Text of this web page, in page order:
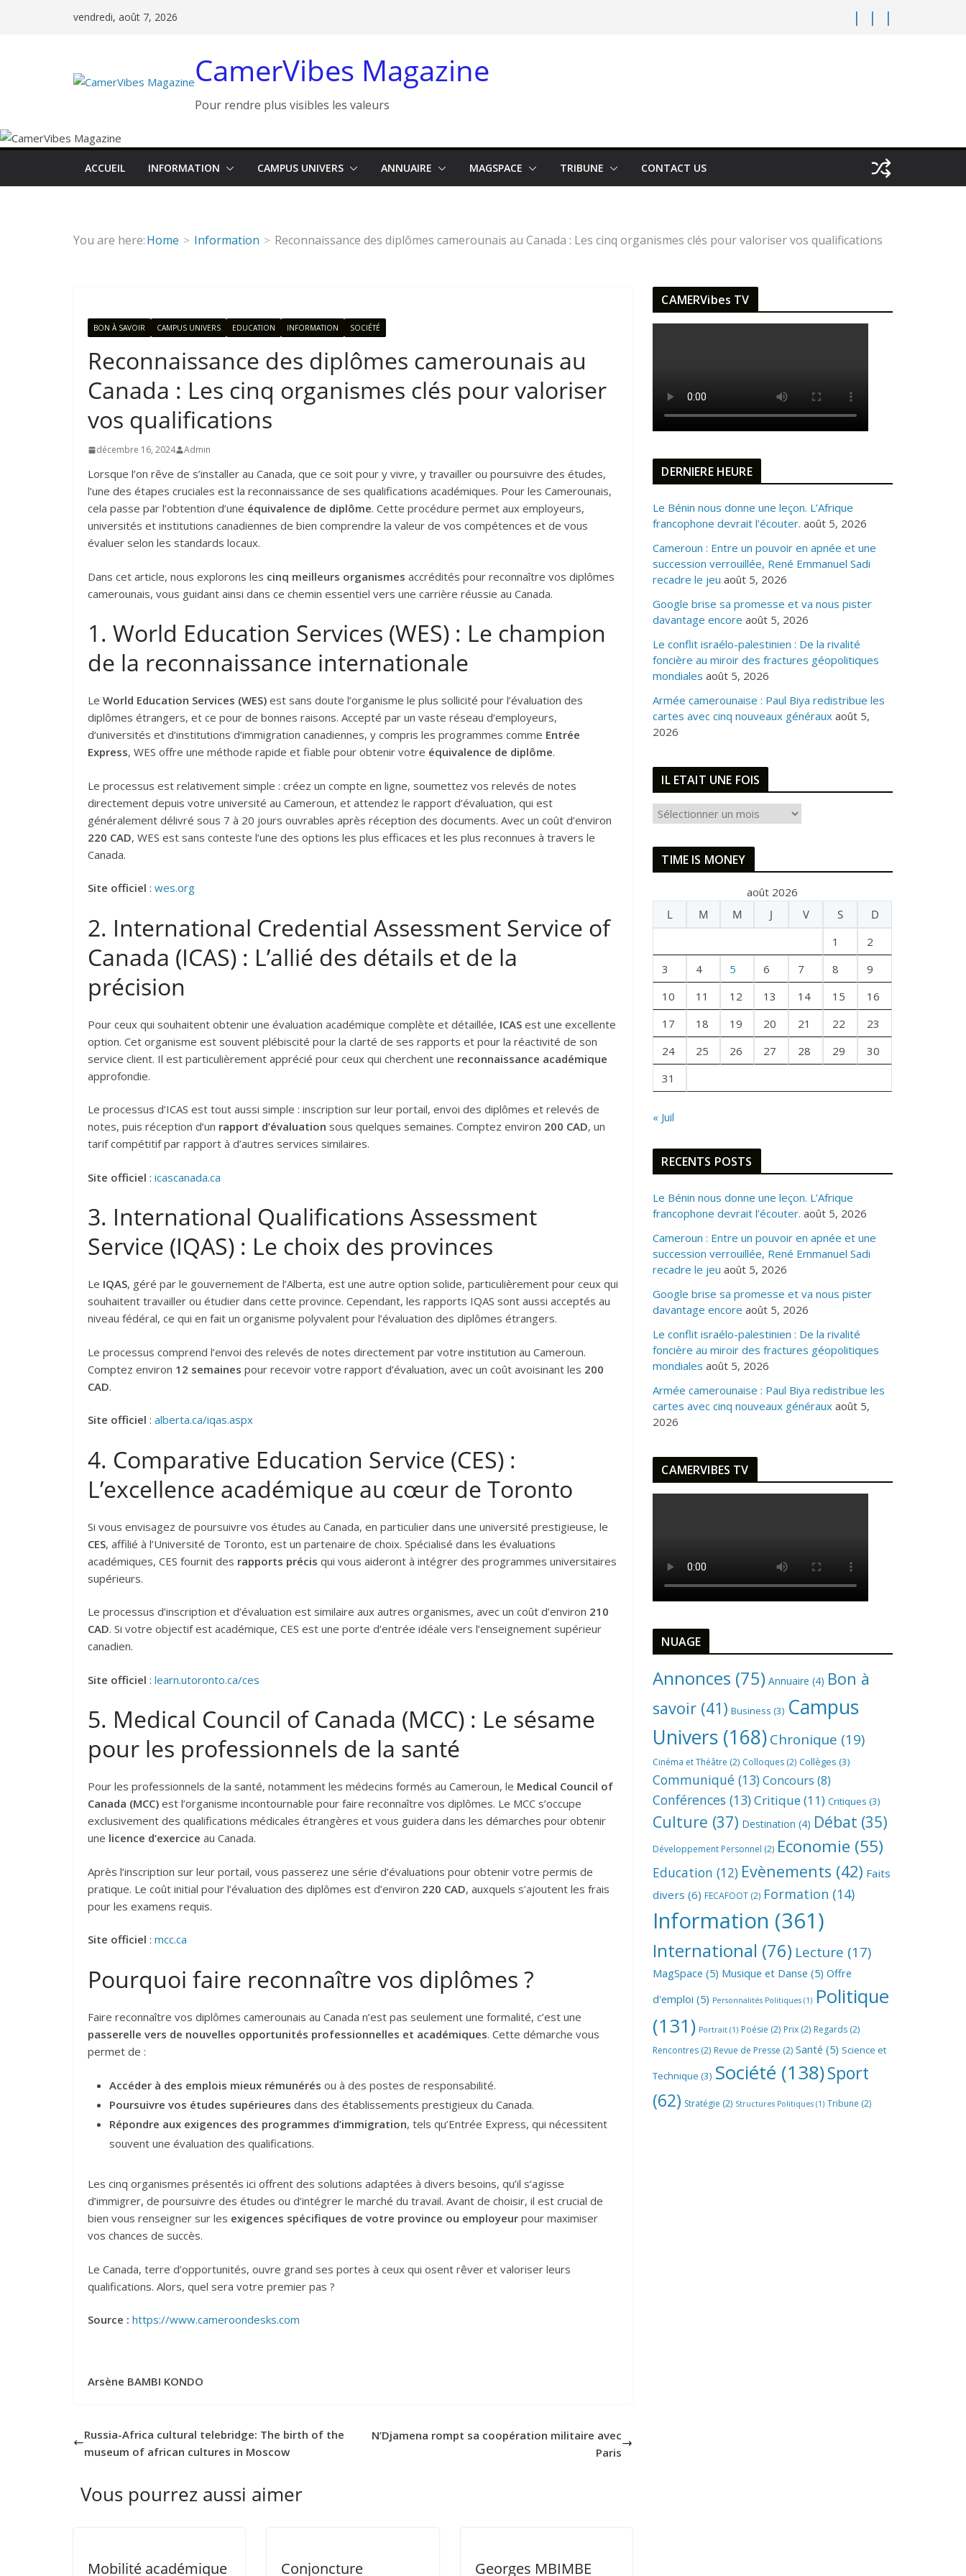
vendredi, août 7, 2026
CamerVibes Magazine
Pour rendre plus visibles les valeurs
ACCUEIL INFORMATION CAMPUS UNIVERS ANNUAIRE MAGSPACE TRIBUNE CONTACT US
You are here:Home Information Reconnaissance des diplômes camerounais au Canada : Les cinq organismes clés pour valoriser vos qualifications
BON À SAVOIR CAMPUS UNIVERS EDUCATION INFORMATION SOCIÉTÉ
Reconnaissance des diplômes camerounais au
Canada : Les cinq organismes clés pour valoriser
vos qualifications
décembre 16, 2024 Admin
Lorsque l’on rêve de s’installer au Canada, que ce soit pour y vivre, y travailler ou poursuivre des études,
l’une des étapes cruciales est la reconnaissance de ses qualifications académiques. Pour les Camerounais,
cela passe par l’obtention d’une équivalence de diplôme. Cette procédure permet aux employeurs,
universités et institutions canadiennes de bien comprendre la valeur de vos compétences et de vous
évaluer selon les standards locaux.
Dans cet article, nous explorons les cinq meilleurs organismes accrédités pour reconnaître vos diplômes
camerounais, vous guidant ainsi dans ce chemin essentiel vers une carrière réussie au Canada.
1. World Education Services (WES) : Le champion
de la reconnaissance internationale
Le World Education Services (WES) est sans doute l’organisme le plus sollicité pour l’évaluation des
diplômes étrangers, et ce pour de bonnes raisons. Accepté par un vaste réseau d’employeurs,
d’universités et d’institutions d’immigration canadiennes, y compris les programmes comme Entrée
Express, WES offre une méthode rapide et fiable pour obtenir votre équivalence de diplôme.
Le processus est relativement simple : créez un compte en ligne, soumettez vos relevés de notes
directement depuis votre université au Cameroun, et attendez le rapport d’évaluation, qui est
généralement délivré sous 7 à 20 jours ouvrables après réception des documents. Avec un coût d’environ
220 CAD, WES est sans conteste l’une des options les plus efficaces et les plus reconnues à travers le
Canada.
Site officiel : wes.org
2. International Credential Assessment Service of
Canada (ICAS) : L’allié des détails et de la
précision
Pour ceux qui souhaitent obtenir une évaluation académique complète et détaillée, ICAS est une excellente
option. Cet organisme est souvent plébiscité pour la clarté de ses rapports et pour la réactivité de son
service client. Il est particulièrement apprécié pour ceux qui cherchent une reconnaissance académique
approfondie.
Le processus d’ICAS est tout aussi simple : inscription sur leur portail, envoi des diplômes et relevés de
notes, puis réception d’un rapport d’évaluation sous quelques semaines. Comptez environ 200 CAD, un
tarif compétitif par rapport à d’autres services similaires.
Site officiel : icascanada.ca
3. International Qualifications Assessment
Service (IQAS) : Le choix des provinces
Le IQAS, géré par le gouvernement de l’Alberta, est une autre option solide, particulièrement pour ceux qui
souhaitent travailler ou étudier dans cette province. Cependant, les rapports IQAS sont aussi acceptés au
niveau fédéral, ce qui en fait un organisme polyvalent pour l’évaluation des diplômes étrangers.
Le processus comprend l’envoi des relevés de notes directement par votre institution au Cameroun.
Comptez environ 12 semaines pour recevoir votre rapport d’évaluation, avec un coût avoisinant les 200
CAD.
Site officiel : alberta.ca/iqas.aspx
4. Comparative Education Service (CES) :
L’excellence académique au cœur de Toronto
Si vous envisagez de poursuivre vos études au Canada, en particulier dans une université prestigieuse, le
CES, affilié à l’Université de Toronto, est un partenaire de choix. Spécialisé dans les évaluations
académiques, CES fournit des rapports précis qui vous aideront à intégrer des programmes universitaires
supérieurs.
Le processus d’inscription et d’évaluation est similaire aux autres organismes, avec un coût d’environ 210
CAD. Si votre objectif est académique, CES est une porte d’entrée idéale vers l’enseignement supérieur
canadien.
Site officiel : learn.utoronto.ca/ces
5. Medical Council of Canada (MCC) : Le sésame
pour les professionnels de la santé
Pour les professionnels de la santé, notamment les médecins formés au Cameroun, le Medical Council of
Canada (MCC) est l’organisme incontournable pour faire reconnaître vos diplômes. Le MCC s’occupe
exclusivement des qualifications médicales étrangères et vous guidera dans les démarches pour obtenir
une licence d’exercice au Canada.
Après l’inscription sur leur portail, vous passerez une série d’évaluations pour obtenir votre permis de
pratique. Le coût initial pour l’évaluation des diplômes est d’environ 220 CAD, auxquels s’ajoutent les frais
pour les examens requis.
Site officiel : mcc.ca
Pourquoi faire reconnaître vos diplômes ?
Faire reconnaître vos diplômes camerounais au Canada n’est pas seulement une formalité, c’est une
passerelle vers de nouvelles opportunités professionnelles et académiques. Cette démarche vous
permet de :
Accéder à des emplois mieux rémunérés ou à des postes de responsabilité.
Poursuivre vos études supérieures dans des établissements prestigieux du Canada.
Répondre aux exigences des programmes d’immigration, tels qu’Entrée Express, qui nécessitent
souvent une évaluation des qualifications.
Les cinq organismes présentés ici offrent des solutions adaptées à divers besoins, qu’il s’agisse
d’immigrer, de poursuivre des études ou d’intégrer le marché du travail. Avant de choisir, il est crucial de
bien vous renseigner sur les exigences spécifiques de votre province ou employeur pour maximiser
vos chances de succès.
Le Canada, terre d’opportunités, ouvre grand ses portes à ceux qui osent rêver et valoriser leurs
qualifications. Alors, quel sera votre premier pas ?
Source : https://www.cameroondesks.com
Arsène BAMBI KONDO
Russia-Africa cultural telebridge: The birth of the
museum of african cultures in Moscow
N’Djamena rompt sa coopération militaire avec
Paris
Vous pourrez aussi aimer
Mobilité académique Conjoncture Georges MBIMBE
CAMERVibes TV
DERNIERE HEURE
Le Bénin nous donne une leçon. L’Afrique
francophone devrait l’écouter. août 5, 2026
Cameroun : Entre un pouvoir en apnée et une
succession verrouillée, René Emmanuel Sadi
recadre le jeu août 5, 2026
Google brise sa promesse et va nous pister
davantage encore août 5, 2026
Le conflit israélo-palestinien : De la rivalité
foncière au miroir des fractures géopolitiques
mondiales août 5, 2026
Armée camerounaise : Paul Biya redistribue les
cartes avec cinq nouveaux généraux août 5,
2026
IL ETAIT UNE FOIS
E
I
U
F
S
TIME IS MONEY
août 2026
L
M M J V S
D
1
2
3
4 5 6 7 8
9
10
11 12 13 14 15
16
17
18 19 20 21 22
23
24
25 26 27 28 29
30
31
« Juil
RECENTS POSTS
Le Bénin nous donne une leçon. L’Afrique
francophone devrait l’écouter. août 5, 2026
Cameroun : Entre un pouvoir en apnée et une
succession verrouillée, René Emmanuel Sadi
recadre le jeu août 5, 2026
Google brise sa promesse et va nous pister
davantage encore août 5, 2026
Le conflit israélo-palestinien : De la rivalité
foncière au miroir des fractures géopolitiques
mondiales août 5, 2026
Armée camerounaise : Paul Biya redistribue les
cartes avec cinq nouveaux généraux août 5,
2026
CAMERVIBES TV
NUAGE
Annonces (75) Annuaire (4) Bon à
savoir (41) Business (3) Campus
Univers (168)Chronique (19)
Cinéma et Théâtre (2) Colloques (2) Collèges (3)
Communiqué (13) Concours (8)
Conférences (13)Critique(11) Critiques (3)
Culture (37) Destination (4) Débat (35)
Développement Personnel (2) Economie (55)
Education (12) Evènements (42) Faits
divers (6) FECAFOOT (2) Formation (14)
Information (361)
International (76) Lecture (17)
MagSpace (5) Musique et Danse (5) Offre
d'emploi (5) Personnalités Politiques (1) Politique
(131) Portrait (1) Poésie (2) Prix (2) Regards (2)
Rencontres (2) Revue de Presse (2) Santé (5) Science et
Technique (3) Société (138)Sport
(62) Stratégie (2) Structures Politiques (1) Tribune (2)